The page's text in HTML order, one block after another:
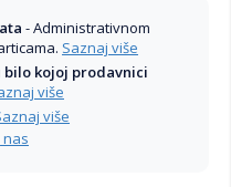
- Administrativnom
Saznaj više
bilo kojoj prodavnici
više
više